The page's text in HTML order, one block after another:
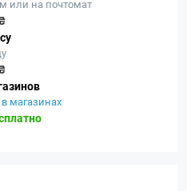
или на почтомат
магазинах